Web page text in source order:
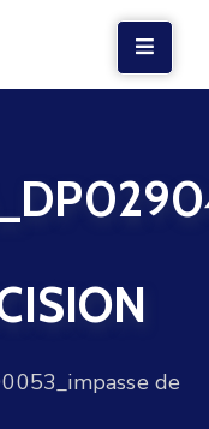
de